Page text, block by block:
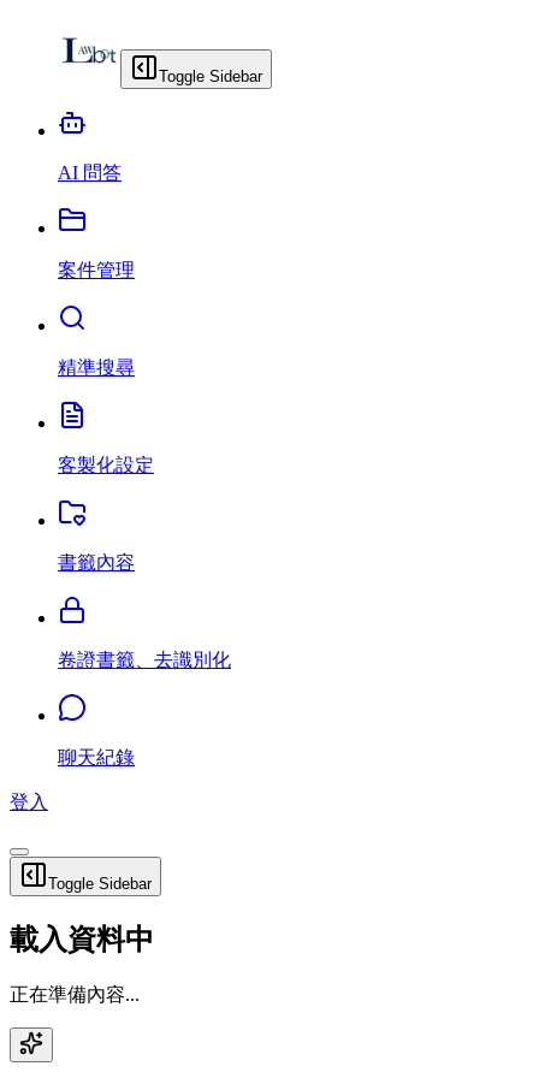
Toggle Sidebar
AI 問答
案件管理
精準搜尋
客製化設定
書籤內容
卷證書籤、去識別化
聊天紀錄
登入
Toggle Sidebar
載入資料中
正在準備內容...